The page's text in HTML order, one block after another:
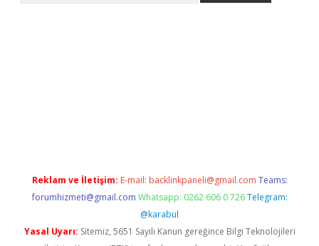
Reklam ve İletişim: E-mail: backlinkpaneli@gmail.com Teams:
forumhizmeti@gmail.com Whatsapp: 0262 606 0 726 Telegram:
@karabul
Yasal Uyarı: Sitemiz, 5651 Sayılı Kanun gereğince Bilgi Teknolojileri